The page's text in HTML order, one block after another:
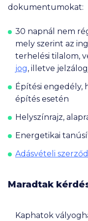
dokumentumokat:
30 napnál nem
mely szerint az
terhelési tilalom,
jog, illetve
Építési engedély,
építés esetén
Helyszínrajz,
Energetikai
Adásvételi
Maradtak
Kaphatok